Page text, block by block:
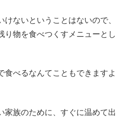
けないということはないので、
り物を食べつくすメニューとし
食べるなんてこともできますよ
家族のために、すぐに温めて出